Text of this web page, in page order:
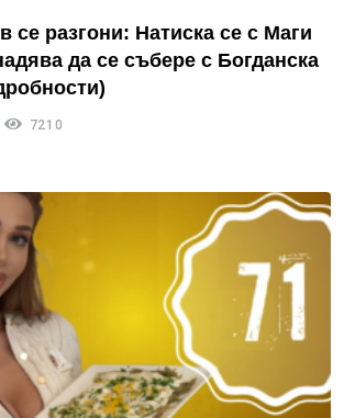
се разгони: Натиска се с Маги
да се събере с Богданска
7210